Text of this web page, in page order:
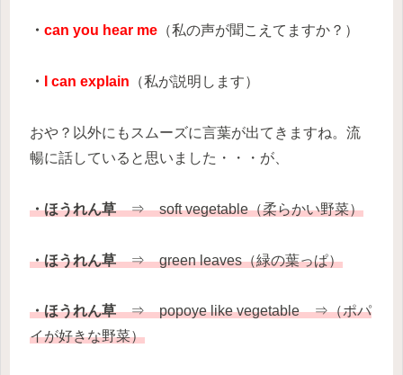
・ can you hear me （私の声が聞こえてますか？）
・ I can explain （私が説明します）
おや？以外にもスムーズに言葉が出てきますね。流
暢に話していると思いました・・・が、
・ほうれん草⇒ soft vegetable（柔らかい野菜）
・ほうれん草⇒ green leaves（緑の葉っぱ）
・ほうれん草⇒ popoye like vegetable ⇒（ポパ
イが好きな野菜）